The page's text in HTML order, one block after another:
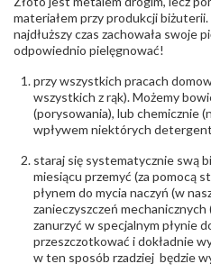
Szlif:
Liczba
diamentów
0.004 ct - 8 szt.,
Liczba
diamentów
(łącznie)
Masa
diamentów
(łącznie):
Barwa
Czystość:
POZOSTAŁE KAMIENIE
Rodzaje
kamieni:
Liczba kamieni:
materiałem przy produkcji
najdłuższy czas zachowała swoje
odpowiednio pielęgnować!
przy wszystkich pracach
wszystkich z rąk). Możemy
(porysowania), lub chemicznie
wpływem niektórych
staraj się systematycznie swą
miesiącu przemyć (za pomocą
płynem do mycia naczyń (w
zanieczyszczeń
zanurzyć w specjalnym płynie
przeszczotkować i dokładnie
w ten sposób rzadziej będzie